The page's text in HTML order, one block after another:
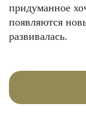
придуманное
появляются
развивалась.